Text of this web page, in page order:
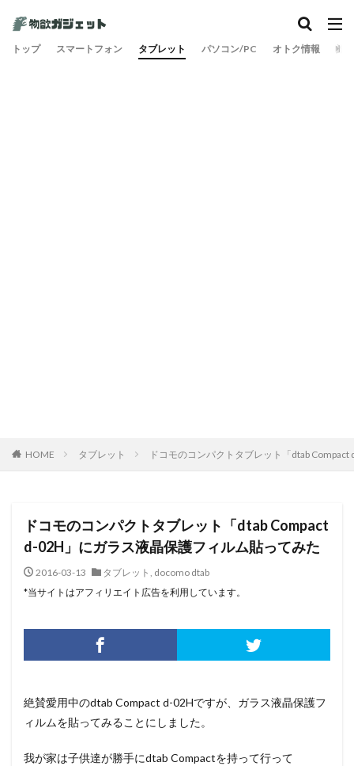
トップ スマートフォン タブレット パソコン/PC オトク情報 旅
HOME タブレット ドコモのコンパクトタブレット「dtab
ドコモのコンパクトタブレット「dtab Compact
d-02H」にガラス液晶保護フィルム貼ってみた
2016-03-13 タブレット , docomo dtab
*当サイトはアフィリエイト広告を利用しています。
絶賛愛用中のdtab Compact d-02Hですが、ガラス液晶保護フ
ィルムを貼ってみることにしました。
我が家は子供達が勝手にdtab Compactを持って行って